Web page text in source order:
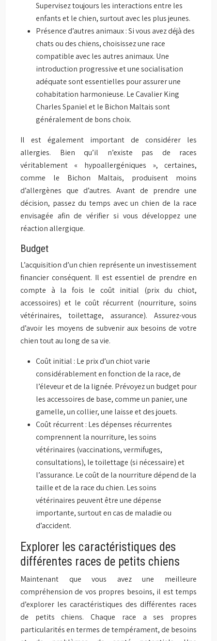
Supervisez toujours les interactions entre les
enfants et le chien, surtout avec les plus jeunes.
Présence d’autres animaux : Si vous avez déjà des
chats ou des chiens, choisissez une race
compatible avec les autres animaux. Une
introduction progressive et une socialisation
adéquate sont essentielles pour assurer une
cohabitation harmonieuse. Le Cavalier King
Charles Spaniel et le Bichon Maltais sont
généralement de bons choix.
Il est également important de considérer les
allergies. Bien qu’il n’existe pas de races
véritablement « hypoallergéniques », certaines,
comme le Bichon Maltais, produisent moins
d’allergènes que d’autres. Avant de prendre une
décision, passez du temps avec un chien de la race
envisagée afin de vérifier si vous développez une
réaction allergique.
Budget
L’acquisition d’un chien représente un investissement
financier conséquent. Il est essentiel de prendre en
compte à la fois le coût initial (prix du chiot,
accessoires) et le coût récurrent (nourriture, soins
vétérinaires, toilettage, assurance). Assurez-vous
d’avoir les moyens de subvenir aux besoins de votre
chien tout au long de sa vie.
Coût initial : Le prix d’un chiot varie
considérablement en fonction de la race, de
l’éleveur et de la lignée. Prévoyez un budget pour
les accessoires de base, comme un panier, une
gamelle, un collier, une laisse et des jouets.
Coût récurrent : Les dépenses récurrentes
comprennent la nourriture, les soins
vétérinaires (vaccinations, vermifuges,
consultations), le toilettage (si nécessaire) et
l’assurance. Le coût de la nourriture dépend de la
taille et de la race du chien. Les soins
vétérinaires peuvent être une dépense
importante, surtout en cas de maladie ou
d’accident.
Explorer les caractéristiques des
différentes races de petits chiens
Maintenant que vous avez une meilleure
compréhension de vos propres besoins, il est temps
d’explorer les caractéristiques des différentes races
de petits chiens. Chaque race a ses propres
particularités en termes de tempérament, de besoins